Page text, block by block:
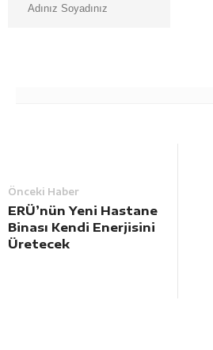
Önceki Haber
ERÜ’nün Yeni Hastane
Binası Kendi Enerjisini
Üretecek